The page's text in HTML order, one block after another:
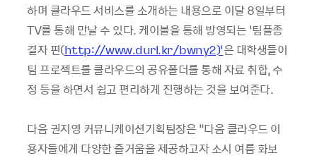
하며 클라우드 서비스를 소개하는 내용으로 이달 8일부터
TV를 통해 만날 수 있다. 케이블을 통해 방영되는 ‘팀플종
결자 편(http://www.durl.kr/bwny2)’은 대학생들이
팀 프로젝트를 클라우드의 공유폴더를 통해 자료 취합, 수
정 등을 하면서 쉽고 편리하게 진행하는 것을 보여준다.
다음 권지영 커뮤니케이션기획팀장은 “다음 클라우드 이
용자들에게 다양한 즐거움을 제공하고자 소시 여름 화보